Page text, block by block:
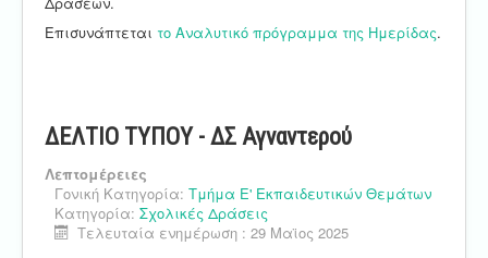
Επισυνάπτεται το Αναλυτικό πρόγραμμα της Ημερίδας.
ΔΕΛΤΙΟ ΤΥΠΟΥ - ΔΣ Αγναντερού
Λεπτομέρειες
Γονική Κατηγορία: Τμήμα Ε' Εκπαιδευτικών Θεμάτων
Κατηγορία: Σχολικές Δράσεις
Τελευταία ενημέρωση : 29 Μαϊος 2025